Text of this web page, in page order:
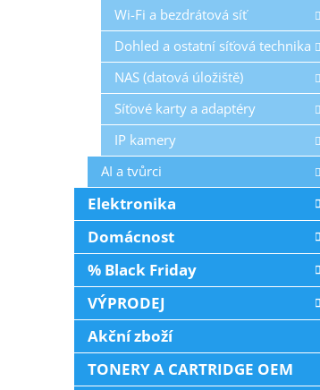
Wi-Fi a bezdrátová síť
Dohled a ostatní síťová technika
NAS (datová úložiště)
Síťové karty a adaptéry
IP kamery
AI a tvůrci
Elektronika
Domácnost
% Black Friday
VÝPRODEJ
Akční zboží
TONERY A CARTRIDGE OEM